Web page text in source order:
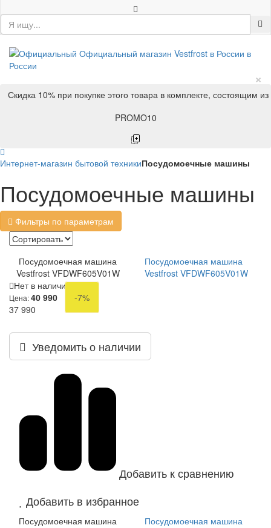
×
Скидка 10% при покупке этого товара в комплекте, состоящим
PROMO10
Интернет-магазин бытовой техникиПосудомоечные машины
Посудомоечные машины
Фильтры по параметрам
Посудомоечная машина
Vestfrost VFDWF605V01W
Посудомоечная машина
Vestfrost VFDWF605V01W
Нет в наличии
Цена:40 990
-7%
37 990
Уведомить о наличии
Добавить к сравнению
Добавить в избранное
Посудомоечная машина
Посудомоечная машина